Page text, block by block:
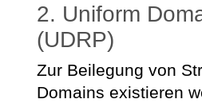
2. Uniform
(UDRP)
Zur Beilegung von
Domains existieren